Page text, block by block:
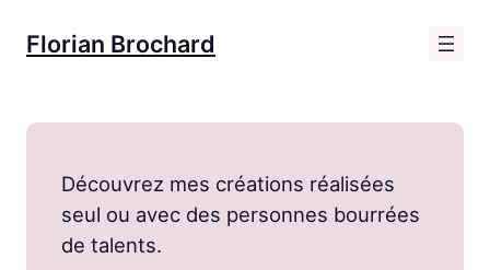
Florian Brochard
Découvrez mes créations réalisées
seul ou avec des personnes bourrées
de talents.